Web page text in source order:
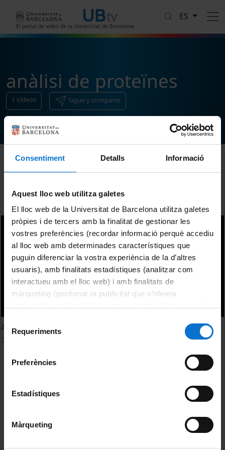
Consentiment Detalls Informació
Aquest lloc web utilitza galetes
El lloc web de la Universitat de Barcelona utilitza galetes
pròpies i de tercers amb la finalitat de gestionar les
vostres preferències (recordar informació perquè accediu
al lloc web amb determinades característiques que
puguin diferenciar la vostra experiència de la d’altres
usuaris), amb finalitats estadístiques (analitzar com
interactueu amb el lloc web) i amb finalitats de
màrqueting (gestionar la publicitat que s’ofereix
consultar laPolítica de galetes del lloc web de la
Requeriments
Preferències
Estadístiques
Màrqueting
El portal de vídeo de la Universitat de Barcelona
ES
anàlisi de proteïnes
1 vídeos Sigue y comparte
Ordenar
ADAT: a promising target for protein synthesis regulation
MENÚ PEU 1
Política de Cookies
Privacidad y términos